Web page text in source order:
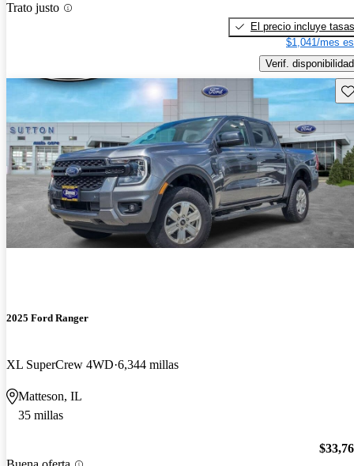
Trato justo
El precio incluye tasas
$1,041/mes
Verif. disponibilidad
2025 Ford Ranger
XL SuperCrew 4WD 6,344 millas
Matteson, IL
35 millas